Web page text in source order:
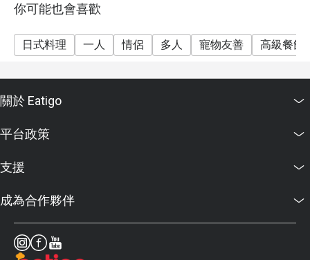
你可能也會喜歡
日式料理 一人 情侶 多人 寵物友善 高級餐飲
關於 Eatigo
平台政策
支援
成為合作夥伴